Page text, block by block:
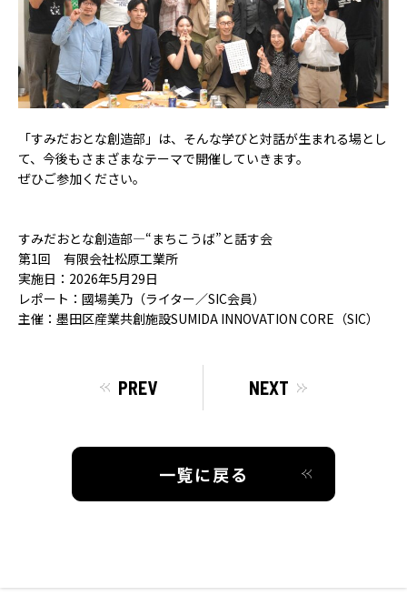
「すみだおとな創造部」は、そんな学びと対話が生まれる場とし
て、今後もさまざまなテーマで開催していきます。
ぜひご参加ください。
すみだおとな創造部―“まちこうば”と話す会
第1回 有限会社松原工業所
実施日：2026年5月29日
レポート：國場美乃（ライター／SIC会員）
主催：墨田区産業共創施設SUMIDA INNOVATION CORE（SIC）
PREV NEXT
一覧に戻る